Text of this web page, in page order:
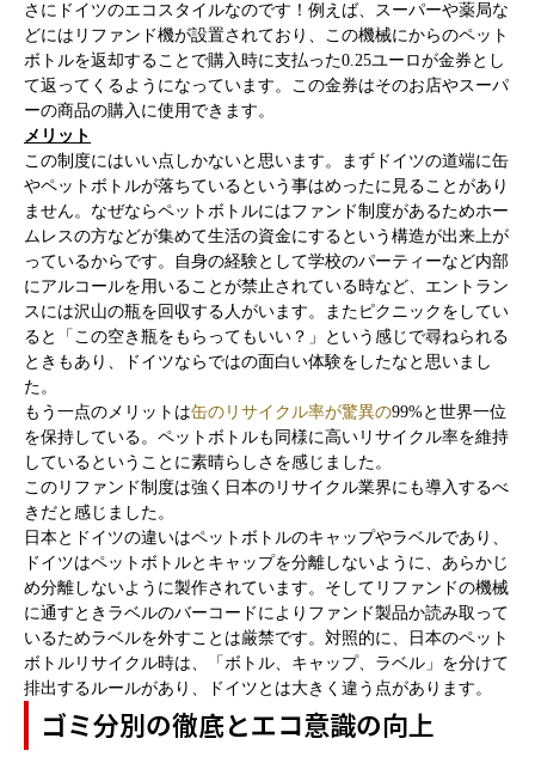
さにドイツのエコスタイルなのです！例えば、スーパーや薬局な
どにはリファンド機が設置されており、この機械にからのペット
ボトルを返却することで購入時に支払った0.25ユーロが金券とし
て返ってくるようになっています。この金券はそのお店やスーパ
ーの商品の購入に使用できます。
メリット
この制度にはいい点しかないと思います。まずドイツの道端に缶
やペットボトルが落ちているという事はめったに見ることがあり
ません。なぜならペットボトルにはファンド制度があるためホー
ムレスの方などが集めて生活の資金にするという構造が出来上が
っているからです。自身の経験として学校のパーティーなど内部
にアルコールを用いることが禁止されている時など、エントラン
スには沢山の瓶を回収する人がいます。またピクニックをしてい
ると「この空き瓶をもらってもいい？」という感じで尋ねられる
ときもあり、ドイツならではの面白い体験をしたなと思いまし
た。
もう一点のメリットは缶のリサイクル率が驚異の99%と世界一位
を保持している。ペットボトルも同様に高いリサイクル率を維持
しているということに素晴らしさを感じました。
このリファンド制度は強く日本のリサイクル業界にも導入するべ
きだと感じました。
日本とドイツの違いはペットボトルのキャップやラベルであり、
ドイツはペットボトルとキャップを分離しないように、あらかじ
め分離しないように製作されています。そしてリファンドの機械
に通すときラベルのバーコードによりファンド製品か読み取って
いるためラベルを外すことは厳禁です。対照的に、日本のペット
ボトルリサイクル時は、「ボトル、キャップ、ラベル」を分けて
排出するルールがあり、ドイツとは大きく違う点があります。
ゴミ分別の徹底とエコ意識の向上